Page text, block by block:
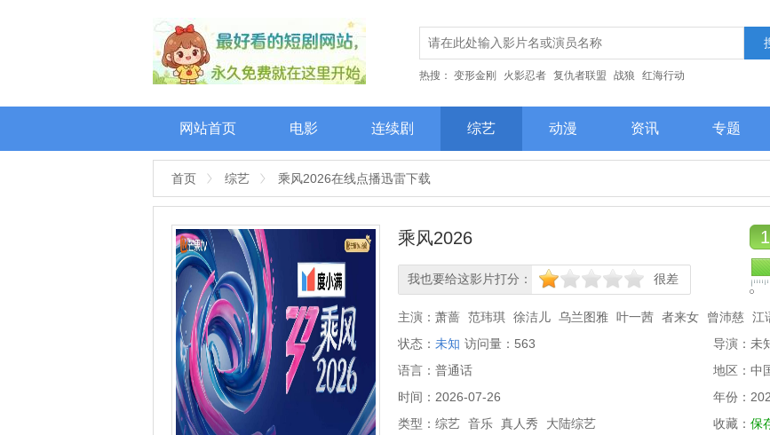
热搜： 变形金刚 火影忍者 复仇者联盟 战狼 红海行动
网站首页 电影 连续剧 综艺 动漫 资讯 专题
首页 综艺 乘风2026在线点播迅雷下载
乘风2026
我也要给这影片打分：
很差较差还行推荐 力荐 很差
主演： 萧蔷 范玮琪 徐洁儿 乌兰图雅 叶一茜 者来女 曾沛慈 江
峥嵘
陶昕然 唐艺昕 何宣林 孙怡
惠 淡淡
状态： 未知 访问量： 563 导演： 未
语言： 普通话 地区： 中
时间： 2026-07-26 年份：
类型： 综艺 音乐 真人秀 大陆综艺 收藏： 保